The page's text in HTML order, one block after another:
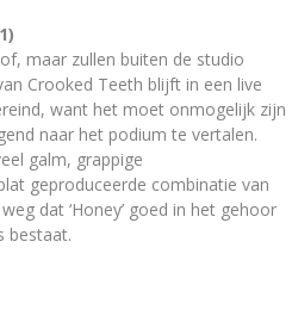
maar zullen buiten de studio
Crooked Teeth blijft in een live
want het moet onmogelijk zijn
naar het podium te vertalen.
galm, grappige
geproduceerde combinatie van
dat ‘Honey’ goed in het gehoor
bestaat.